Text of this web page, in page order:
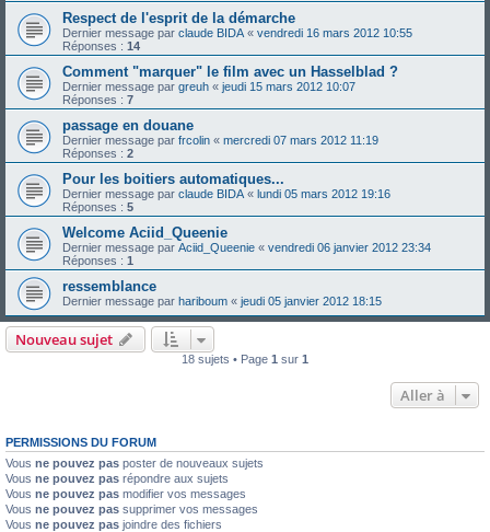
Respect de l'esprit de la démarche
Dernier message par claude BIDA « vendredi 16 mars 2012 10:55
Réponses : 14
Comment "marquer" le film avec un Hasselblad ?
Dernier message par greuh « jeudi 15 mars 2012 10:07
Réponses : 7
passage en douane
Dernier message par frcolin « mercredi 07 mars 2012 11:19
Réponses : 2
Pour les boitiers automatiques...
Dernier message par claude BIDA « lundi 05 mars 2012 19:16
Réponses : 5
Welcome Aciid_Queenie
Dernier message par Aciid_Queenie « vendredi 06 janvier 2012 23:34
Réponses : 1
ressemblance
Dernier message par hariboum « jeudi 05 janvier 2012 18:15
Nouveau sujet
18 sujets • Page 1 sur 1
Aller à
PERMISSIONS DU FORUM
Vous ne pouvez pas poster de nouveaux sujets
Vous ne pouvez pas répondre aux sujets
Vous ne pouvez pas modifier vos messages
Vous ne pouvez pas supprimer vos messages
Vous ne pouvez pas joindre des fichiers